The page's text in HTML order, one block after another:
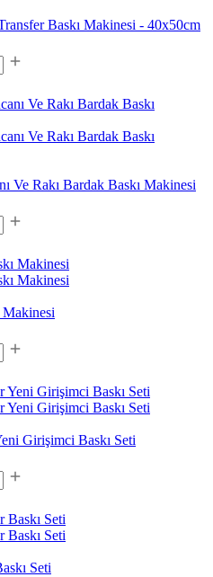
Baskı Makinesi - 40x50cm
Ve Rakı Bardak Baskı Makinesi
Makinesi
Girişimci Baskı Seti
Seti